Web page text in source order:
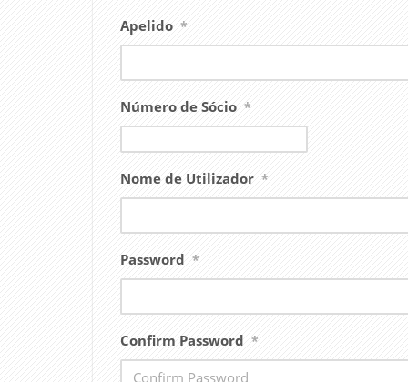
Apelido *
Número de Sócio *
Nome de Utilizador *
Password *
Confirm Password *